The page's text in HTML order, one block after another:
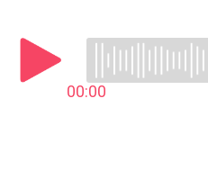
00:00